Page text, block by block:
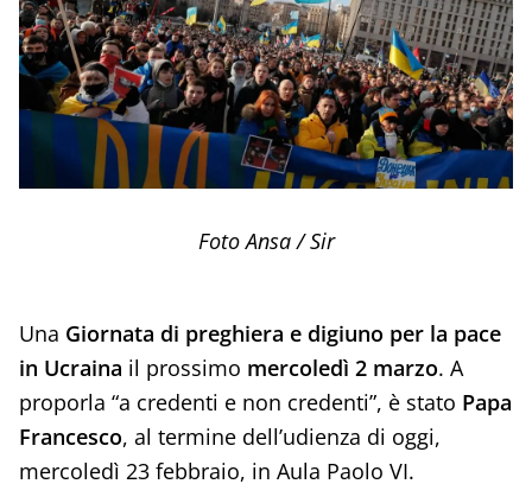
Foto Ansa / Sir
Una Giornata di preghiera e digiuno per la pace
in Ucraina il prossimo mercoledì 2 marzo. A
proporla “a credenti e non credenti”, è stato Papa
Francesco, al termine dell’udienza di oggi,
mercoledì 23 febbraio, in Aula Paolo VI.